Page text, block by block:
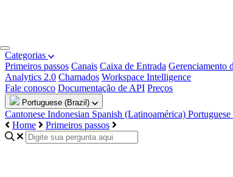
Categorias
Primeiros passos Canais Caixa de Entrada Gerenciamento
Analytics 2.0 Chamados Workspace Intelligence
Fale conosco Documentação de API Preços
Portuguese (Brazil)
Cantonese Indonesian Spanish (Latinoamérica)
Home
Primeiros passos